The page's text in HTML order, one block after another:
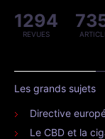
1294
REVUES
Les grands sujets
Directive
Le CBD et la